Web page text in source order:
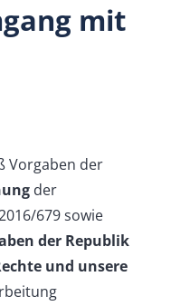
mit
Vorgaben der
der
679 sowie
der Republik
und unsere